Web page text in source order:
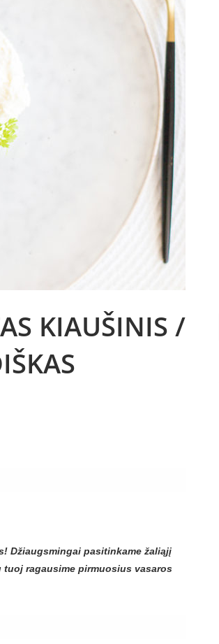
KIAUŠINIS /
Džiaugsmingai pasitinkame žaliąjį
ragausime pirmuosius vasaros